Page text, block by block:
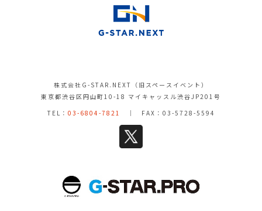
株式会社G-STAR.NEXT（旧スペースイベント）
東京都渋谷区円山町10-18 マイキャッスル渋谷JP201号
TEL： 03-6804-7821 ｜ FAX：03-5728-5594